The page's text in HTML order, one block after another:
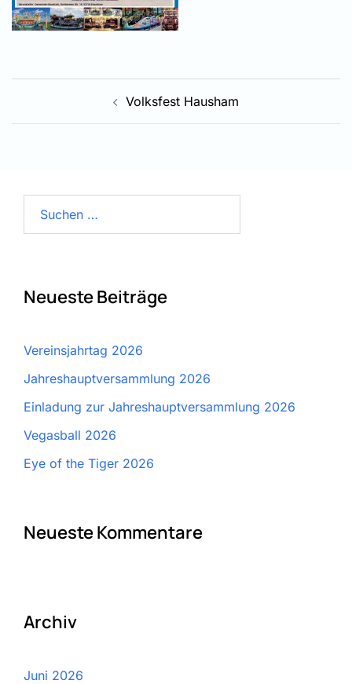
BeitragsnavigationVolksfest Hausham
nach:
Neueste Beiträge
Vereinsjahrtag 2026
Jahreshauptversammlung 2026
Einladung zur Jahreshauptversammlung 2026
Vegasball 2026
Eye of the Tiger 2026
Neueste Kommentare
Archiv
Juni 2026